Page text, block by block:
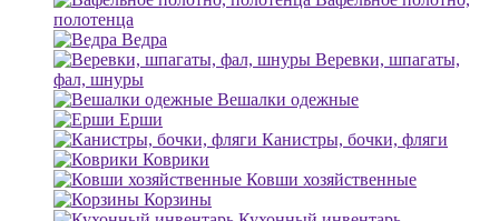
полотенца
Ведра
Веревки, шпагаты,
фал, шнуры
Вешалки одежные
Ерши
Канистры, бочки, фляги
Коврики
Ковши хозяйственные
Корзины